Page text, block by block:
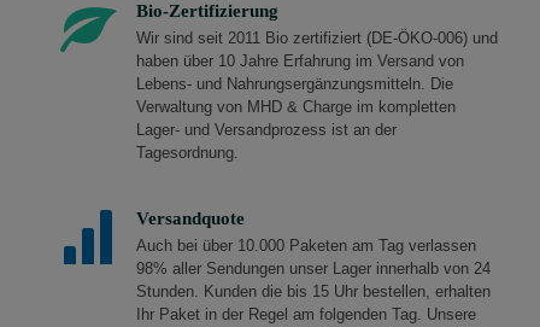
Bio-Zertifizierung
Wir sind seit 2011 Bio zertifiziert (DE-ÖKO-006) und
haben über 10 Jahre Erfahrung im Versand von
Lebens- und Nahrungsergänzungsmitteln. Die
Verwaltung von MHD & Charge im kompletten
Lager- und Versandprozess ist an der
Tagesordnung.
Versandquote
Auch bei über 10.000 Paketen am Tag verlassen
98% aller Sendungen unser Lager innerhalb von 24
Stunden. Kunden die bis 15 Uhr bestellen, erhalten
Ihr Paket in der Regel am folgenden Tag. Unsere